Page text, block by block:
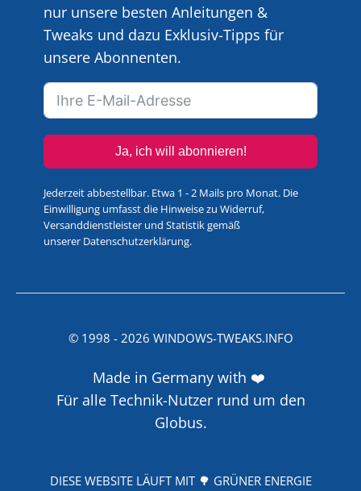
nur unsere besten Anleitungen &
Tweaks und dazu Exklusiv-Tipps für
unsere Abonnenten.
Ja, ich will abonnieren!
Jederzeit abbestellbar. Etwa 1 - 2 Mails pro Monat. Die
Einwilligung umfasst die Hinweise zu Widerruf,
Versanddienstleister und Statistik gemäß
unserer Datenschutzerklärung.
© 1998 - 2026 WINDOWS-TWEAKS.INFO
Made in Germany with ❤️
Für alle Technik-Nutzer rund um den
Globus.
DIESE WEBSITE LÄUFT MIT 🌳 GRÜNER ENERGIE